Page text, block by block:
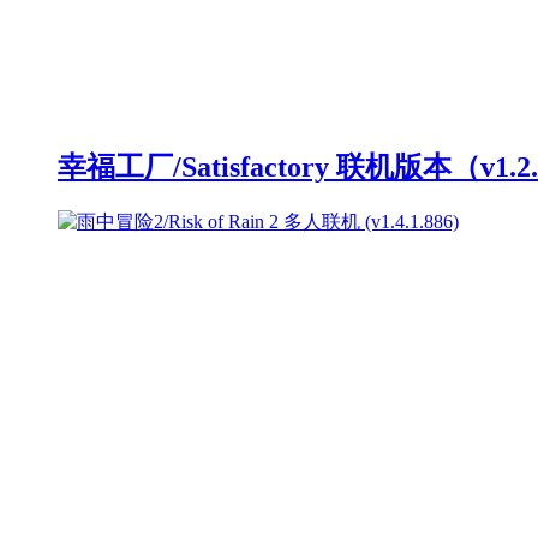
幸福工厂/Satisfactory 联机版本（